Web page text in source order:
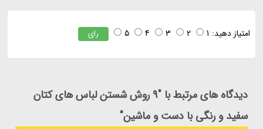
امتیاز دهید: 1
2
3
4
5 رای
دیدگاه های مرتبط با "9 روش شستن لباس های کتان
سفید و رنگی با دست و ماشین"